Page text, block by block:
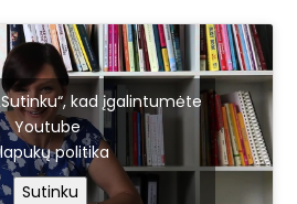
kad įgalintumėte
Youtube
politika
Sutinku